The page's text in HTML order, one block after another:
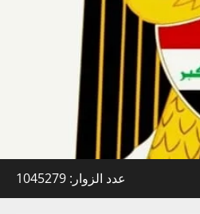
عدد الزوار: 1045279